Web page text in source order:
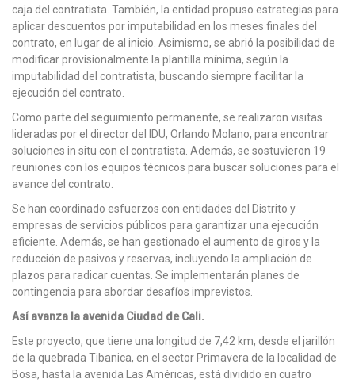
caja del contratista. También, la entidad propuso estrategias para
aplicar descuentos por imputabilidad en los meses finales del
contrato, en lugar de al inicio. Asimismo, se abrió la posibilidad de
modificar provisionalmente la plantilla mínima, según la
imputabilidad del contratista, buscando siempre facilitar la
ejecución del contrato.
Como parte del seguimiento permanente, se realizaron visitas
lideradas por el director del IDU, Orlando Molano, para encontrar
soluciones in situ con el contratista. Además, se sostuvieron 19
reuniones con los equipos técnicos para buscar soluciones para el
avance del contrato.
Se han coordinado esfuerzos con entidades del Distrito y
empresas de servicios públicos para garantizar una ejecución
eficiente. Además, se han gestionado el aumento de giros y la
reducción de pasivos y reservas, incluyendo la ampliación de
plazos para radicar cuentas. Se implementarán planes de
contingencia para abordar desafíos imprevistos.
Así avanza la avenida Ciudad de Cali.
Este proyecto, que tiene una longitud de 7,42 km, desde el jarillón
de la quebrada Tibanica, en el sector Primavera de la localidad de
Bosa, hasta la avenida Las Américas, está dividido en cuatro